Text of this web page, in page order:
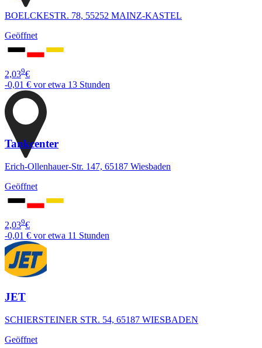
BOELCKESTR. 78, 55252 MAINZ-KASTEL
Geöffnet
2,039€
-0,01 € vor etwa 13 Stunden
Tankcenter
Erich-Ollenhauer-Str. 147, 65187 Wiesbaden
Geöffnet
2,039€
-0,01 € vor etwa 11 Stunden
JET
SCHIERSTEINER STR. 54, 65187 WIESBADEN
Geöffnet